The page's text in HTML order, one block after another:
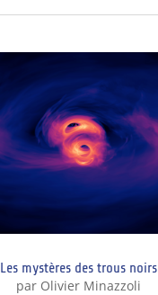
Les mystères des trous noirs
par Olivier Minazzoli